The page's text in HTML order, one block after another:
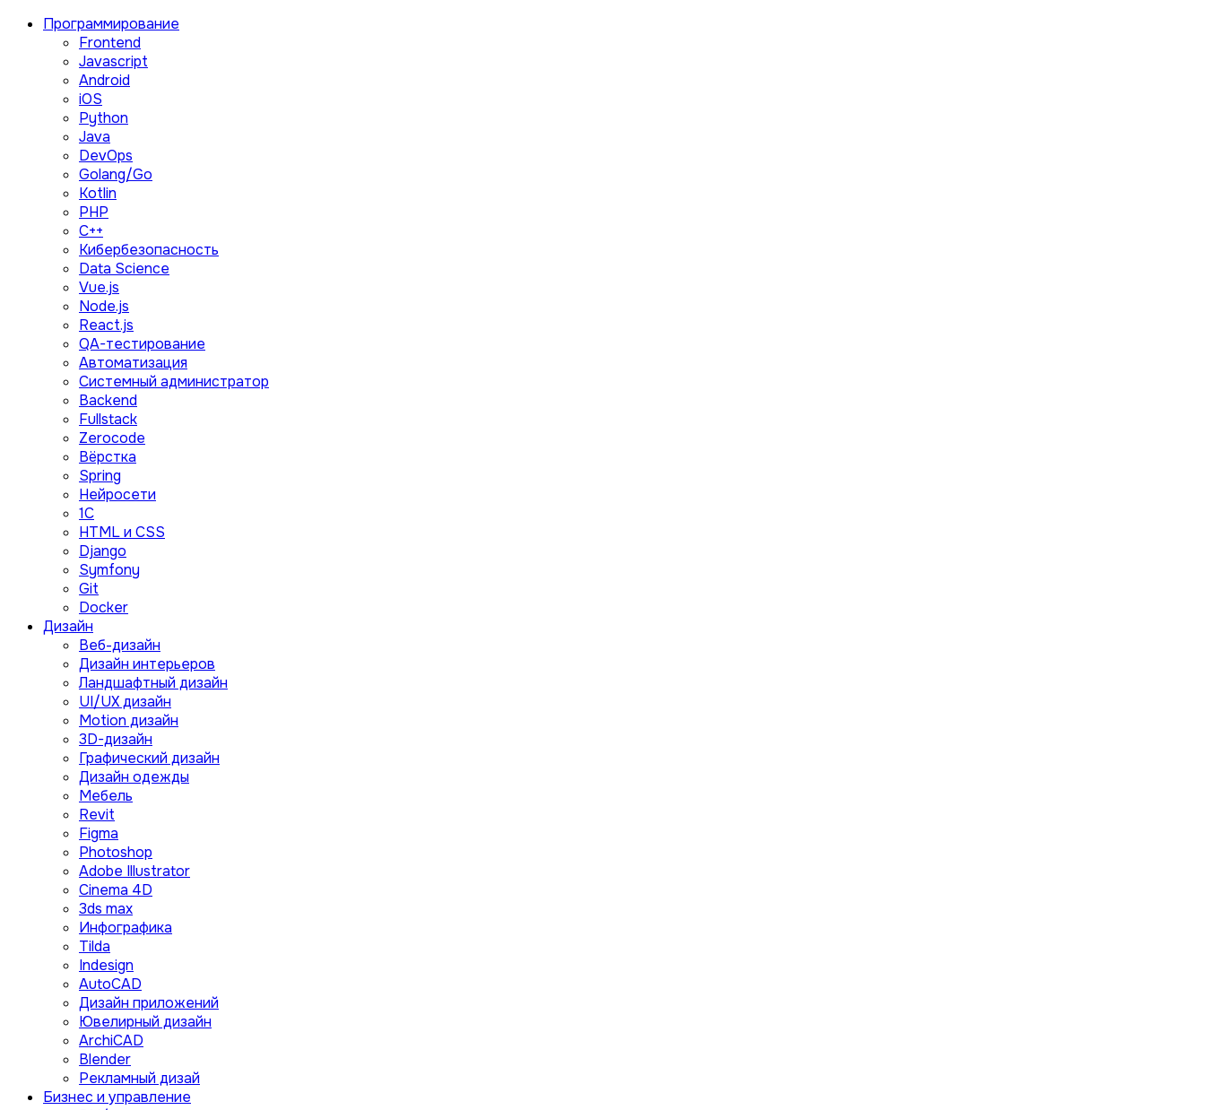
Программирование
Frontend
Javascript
Android
iOS
Python
Java
DevOps
Golang/Go
Kotlin
PHP
C++
Кибербезопасность
Data Science
Vue.js
Node.js
React.js
QA-тестирование
Автоматизация
Системный администратор
Backend
Fullstack
Zerocode
Вёрстка
Spring
Нейросети
1C
HTML и CSS
Django
Symfony
Git
Docker
Дизайн
Веб-дизайн
Дизайн интерьеров
Ландшафтный дизайн
UI/UX дизайн
Motion дизайн
3D-дизайн
Графический дизайн
Дизайн одежды
Мебель
Revit
Figma
Photoshop
Adobe Illustrator
Сinema 4D
3ds max
Инфографика
Tilda
Indesign
AutoCAD
Дизайн приложений
Ювелирный дизайн
ArchiCAD
Blender
Рекламный дизай
Бизнес и управление